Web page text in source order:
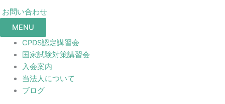
お問い合わせ
MENU
CPDS認定講習会
国家試験対策講習会
入会案内
当法人について
ブログ